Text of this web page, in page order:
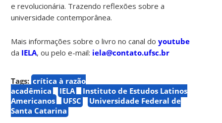
e revolucionária. Trazendo reflexões sobre a
universidade contemporânea.
Mais informações sobre o livro no canal doyoutube
da IELA, ou pelo e-mail: iela@contato.ufsc.br
Tags: crítica à razão
acadêmica
IELA
Instituto de Estudos Latinos
Americanos
UFSC
Universidade Federal de
Santa Catarina